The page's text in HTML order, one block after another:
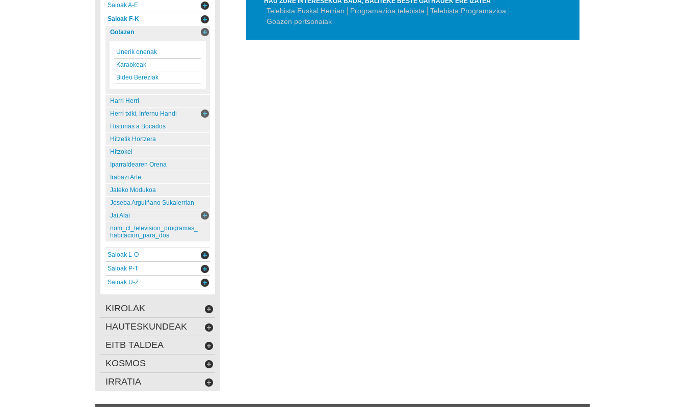
Telebista Euskal Herrian Programazioa telebista
Telebista Programazioa
Goazen pertsonaiak
Saioak A-E
Saioak F-K
Go!azen
Unerik onenak
Karaokeak
Bideo Bereziak
Harri Herri
Herri txiki, Infernu Handi
Historias a Bocados
Hitzetik Hortzera
Hitzokei
Iparraldearen Orena
Irabazi Arte
Jateko Modukoa
Joseba Arguiñano Sukalerrian
Jai Alai
nom_cl_television_programas_
habitacion_para_dos
Saioak L-O
Saioak P-T
Saioak U-Z
KIROLAK
HAUTESKUNDEAK
EITB TALDEA
KOSMOS
IRRATIA